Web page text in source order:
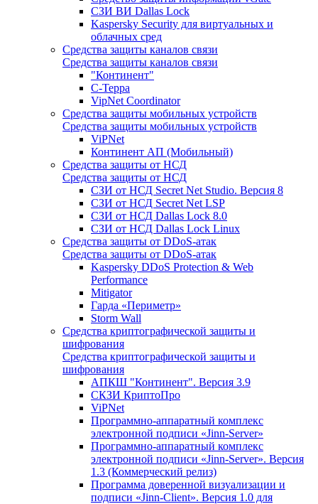
СЗИ ВИ Dallas Lock
Kaspersky Security для виртуальных и
облачных сред
Средства защиты каналов связи
Средства защиты каналов связи
"Континент"
С-Терра
VipNet Coordinator
Средства защиты мобильных устройств
Средства защиты мобильных устройств
ViPNet
Континент АП (Мобильный)
Средства защиты от НСД
Средства защиты от НСД
СЗИ от НСД Secret Net Studio. Версия 8
СЗИ от НСД Secret Net LSP
СЗИ от НСД Dallas Lock 8.0
СЗИ от НСД Dallas Lock Linux
Средства защиты от DDoS-атак
Средства защиты от DDoS-атак
Kaspersky DDoS Protection & Web
Performance
Mitigator
Гарда «Периметр»
Storm Wall
Средства криптографической защиты и
шифрования
Средства криптографической защиты и
шифрования
АПКШ "Континент". Версия 3.9
СКЗИ КриптоПро
ViPNet
Программно-аппаратный комплекс
электронной подписи «Jinn-Server»
Программно-аппаратный комплекс
электронной подписи «Jinn-Server». Версия
1.3 (Коммерческий релиз)
Программа доверенной визуализации и
подписи «Jinn-Client». Версия 1.0 для